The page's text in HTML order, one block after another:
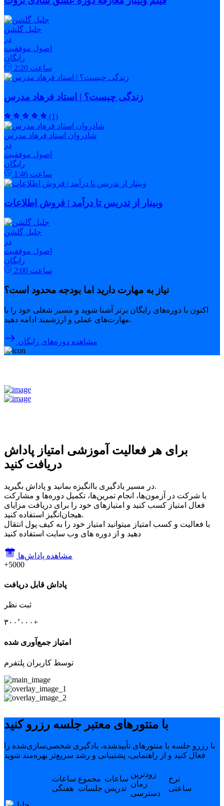
جلیل گلشن
در
اصول موفقیت
رایگان
2:20 ساعت
زندگی چیست؟ | استاد فرهاد مدرس
(1)
شادروان استاد فرهاد مدرس
در
اصول موفقیت
رایگان
1:46 ساعت
وبینار از تدریس تا درآمد | فروش اطلاعات
جلیل گلشن
در
اصول موفقیت
رایگان
2:00 ساعت
نیاز به مهارت دارید اما بودجه محدود است؟
اکنون با دوره‌های رایگان برتر آشنا شوید و مسیر شغلی خود را با
مهارت‌های عملی و ارزشمند ادامه دهید.
مشاهده دوره‌های رایگان
برای هر فعالیت آموزشی امتیاز پاداش
دریافت کنید
در مسیر یادگیری باانگیزه بمانید و پاداش بگیرید.
با شرکت در آزمون‌ها، انجام تمرین‌ها، تکمیل دوره‌ها و مشارکت
فعال امتیاز کسب کنید و امتیازهای خود را برای دریافت مزایای
هیجان‌انگیز استفاده کنید.
با فعالیت و کسب امتیاز میتوانید امتیاز خود را به کیف پول انتقال
دهید و از دوره های وب سایت استفاده کنید
مشاهده پاداش‌ها
+5000
پاداش قابل دریافت
ثبت نظر
۳۰۰٬۰۰۰+
امتیاز جمع‌آوری شده
توسط کاربران پلتفرم
با منتورهای معتبر جلسه رزرو کنید
با رزرو جلسه با منتورهای تأییدشده، یادگیری شخصی‌سازی‌شده را
فعال کنید و از راهنمایی، پشتیبانی و رشد سریع‌تر بهره‌مند شوید
ساعات
هفتگی
مجموع
جلسات
ساعات
تدریس
زودترین
زمان
دسترسی
نرخ
ساعتی